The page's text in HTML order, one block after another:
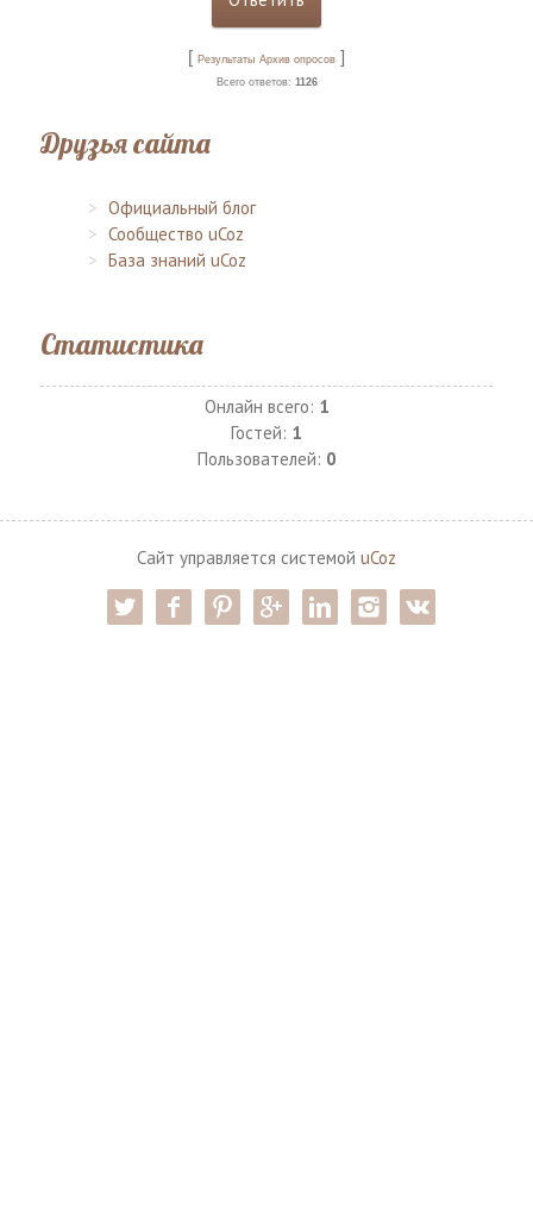
[ Результаты Архив опросов ]
Всего ответов: 1126
Друзья сайта
Официальный блог
Сообщество uCoz
База знаний uCoz
Статистика
Онлайн всего: 1
Гостей: 1
Пользователей: 0
Сайт управляется системой uCoz
twitter
facebookpinterestgoogle-pllinkedin instagram